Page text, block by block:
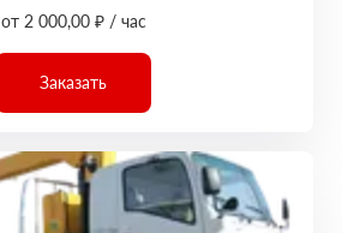
от 2 000,00 ₽ / час
Заказать